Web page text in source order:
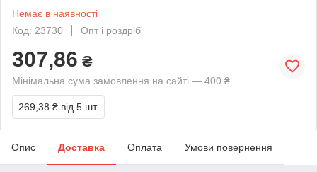
Немає в наявності
Код: 23730
Опт і роздріб
307,86 ₴
Мінімальна сума замовлення на сайті — 400 ₴
269,38 ₴ від 5 шт.
Опис Доставка Оплата Умови повернення